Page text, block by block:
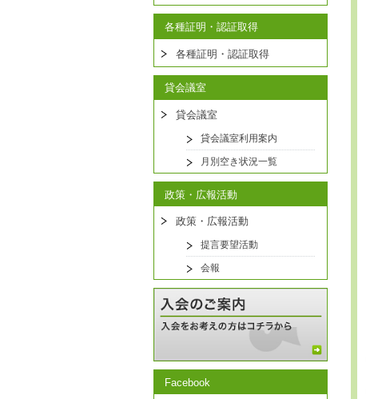
各種証明・認証取得
各種証明・認証取得
貸会議室
貸会議室
貸会議室利用案内
月別空き状況一覧
政策・広報活動
政策・広報活動
提言要望活動
会報
Facebook